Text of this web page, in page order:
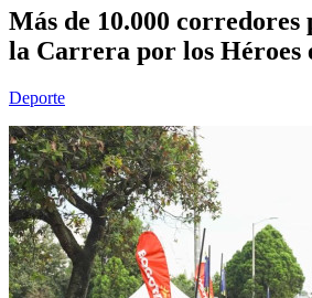
Más de 10.000
la Carrera por los Héroes
Deporte